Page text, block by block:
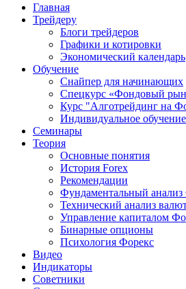
Главная
Трейдеру
Блоги трейдеров
Графики и котировки
Экономический календарь
Обучение
Снайпер для начинающих
Спецкурс «Фондовый
Курс "Алготрейдинг на
Индивидуальное обучение
Семинары
Теория
Основные понятия
История Forex
Рекомендации
Фундаментальный анализ
Технический анализ
Управление капиталом
Бинарные опционы
Психология Форекс
Видео
Индикаторы
Советники